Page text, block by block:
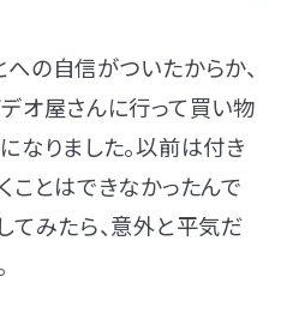
の自信がついたからか、
オ屋さんに行って買い物
なりました。以前は付き
ことはできなかったんで
てみたら、意外と平気だ